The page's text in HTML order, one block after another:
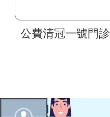
公費清冠一號門診